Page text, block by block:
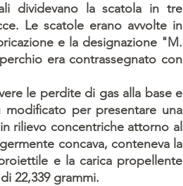
dividevano la scatola in tre
Le scatole erano avvolte in
e la designazione "M.
era contrassegnato con
le perdite di gas alla base e
per presentare una
rilievo concentriche attorno al
concava, conteneva la
e la carica propellente
22,339 grammi.